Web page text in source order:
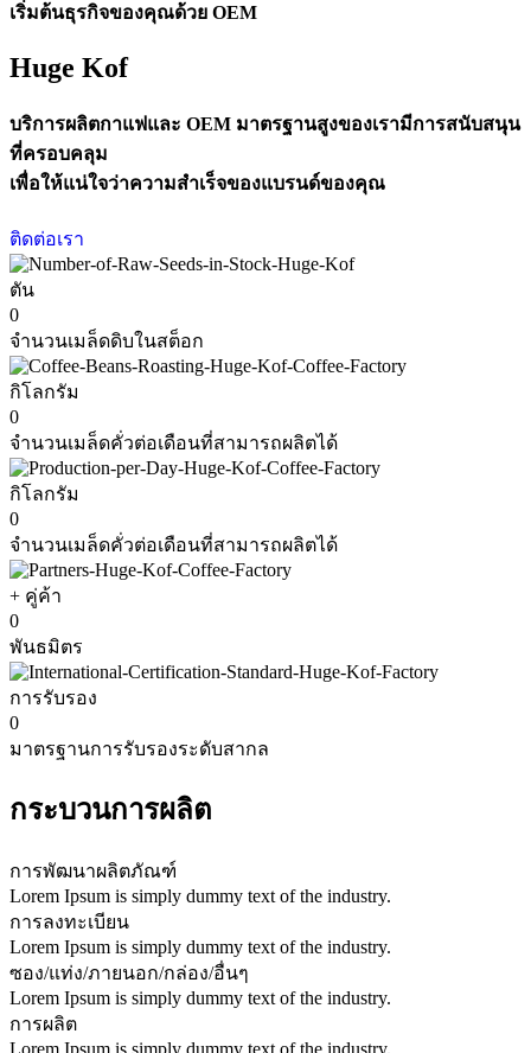
เริ่มต้นธุรกิจของคุณด้วย OEM
Huge Kof
บริการผลิตกาแฟและ OEM มาตรฐานสูงของเรามีการสนับสนุน
ที่ครอบคลุม
เพื่อให้แน่ใจว่าความสำเร็จของแบรนด์ของคุณ
ติดต่อเรา
ตัน
0
จำนวนเมล็ดดิบในสต็อก
กิโลกรัม
0
จำนวนเมล็ดคั่วต่อเดือนที่สามารถผลิตได้
กิโลกรัม
0
จำนวนเมล็ดคั่วต่อเดือนที่สามารถผลิตได้
+ คู่ค้า
0
พันธมิตร
การรับรอง
0
มาตรฐานการรับรองระดับสากล
กระบวนการผลิต
การพัฒนาผลิตภัณฑ์
Lorem Ipsum is simply dummy text of the industry.
การลงทะเบียน
Lorem Ipsum is simply dummy text of the industry.
ซอง/แท่ง/ภายนอก/กล่อง/อื่นๆ
Lorem Ipsum is simply dummy text of the industry.
การผลิต